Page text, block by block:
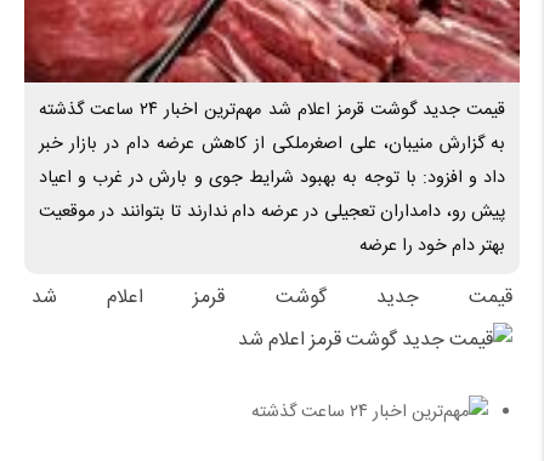
قیمت جدید گوشت قرمز اعلام شد مهم‌ترین اخبار ۲۴ ساعت گذشته
به گزارش منیبان، علی اصغرملکی از کاهش عرضه دام در بازار خبر
داد و افزود: با توجه به بهبود شرایط جوی و بارش در غرب و اعیاد
پیش رو، دامداران تعجیلی در عرضه دام ندارند تا بتوانند در موقعیت
بهتر دام خود را عرضه
قیمت جدید گوشت قرمز اعلام شد